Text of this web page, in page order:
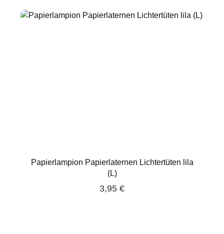
Papierlampion Papierlaternen Lichtertüten lila
(L)
3,95 €